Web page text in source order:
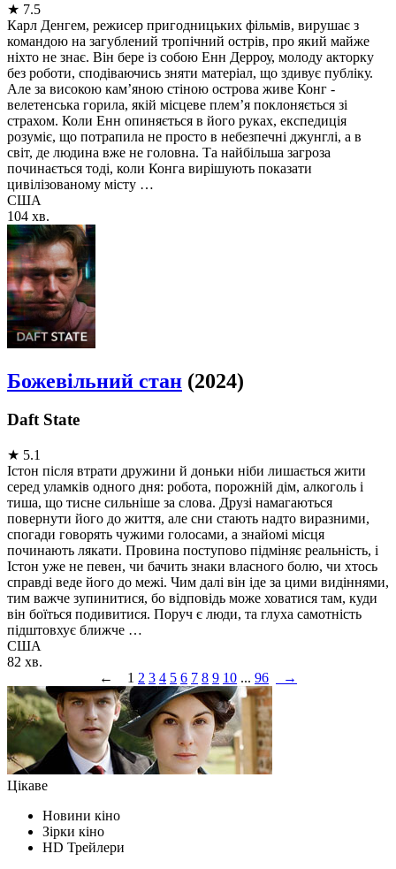
★ 7.5
Карл Денгем, режисер пригодницьких фільмів, вирушає з
командою на загублений тропічний острів, про який майже
ніхто не знає. Він бере із собою Енн Дерроу, молоду акторку
без роботи, сподіваючись зняти матеріал, що здивує публіку.
Але за високою кам’яною стіною острова живе Конг -
велетенська горила, якій місцеве плем’я поклоняється зі
страхом. Коли Енн опиняється в його руках, експедиція
розуміє, що потрапила не просто в небезпечні джунглі, а в
світ, де людина вже не головна. Та найбільша загроза
починається тоді, коли Конга вирішують показати
цивілізованому місту …
США
104 хв.
Божевільний стан (2024)
Daft State
★ 5.1
Істон після втрати дружини й доньки ніби лишається жити
серед уламків одного дня: робота, порожній дім, алкоголь і
тиша, що тисне сильніше за слова. Друзі намагаються
повернути його до життя, але сни стають надто виразними,
спогади говорять чужими голосами, а знайомі місця
починають лякати. Провина поступово підміняє реальність, і
Істон уже не певен, чи бачить знаки власного болю, чи хтось
справді веде його до межі. Чим далі він іде за цими видіннями,
тим важче зупинитися, бо відповідь може ховатися там, куди
він боїться подивитися. Поруч є люди, та глуха самотність
підштовхує ближче …
США
82 хв.
←
1 2 3 4 5 6 7 8 9 10 ... 96 →
Цікаве
Новини кіно
Зірки кіно
HD Трейлери